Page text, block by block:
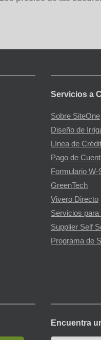
Servicios a
Sobre SiteOne
Diseño de
Línea de
Pago de
Formulario W-
GreenTech
Vivero Directo
Servicios
Supplier Self
Programa de
Encuentra